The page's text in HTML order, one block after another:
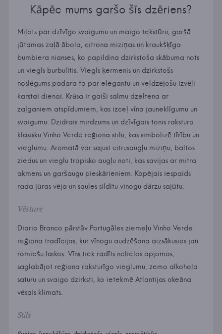
Kāpēc mums garšo šīs dzēriens?
Miļots par dzīvīgo svaigumu un maigo tekstūru, garšā
jūtamas zaļā ābola, citrona miziņas un kraukšķīga
bumbiera nianses, ko papildina dzirkstoša skābuma nots
un viegls burbulītis. Viegls ķermenis un dzirkstošs
noslēgums padara to par elegantu un veldzējošu izvēli
karstai dienai. Krāsa ir gaiši salmu dzeltena ar
zaļganiem atspīdumiem, kas izceļ vīna jauneklīgumu un
svaigumu. Dzidrais mirdzums un dzīvīgais tonis raksturo
klasisku Vinho Verde reģiona stilu, kas simbolizē tīrību un
vieglumu. Aromatā var sajust citrusaugļu miziņu, baltos
ziedus un vieglu tropisko augļu noti, kas savijas ar mitra
akmens un garšaugu pieskārieniem. Kopējais iespaids
rada jūras vēja un saules sildītu vīnogu dārzu sajūtu.
Vēsture
Diario Branco pārstāv Portugāles ziemeļu Vinho Verde
reģiona tradīcijas, kur vīnogu audzēšana aizsākusies jau
romiešu laikos. Vīns tiek radīts nelielos apjomos,
saglabājot reģiona raksturīgo vieglumu, zemo alkohola
saturu un svaigo dzirksti, ko ietekmē Atlantijas okeāna
vēsais klimats.
Stils